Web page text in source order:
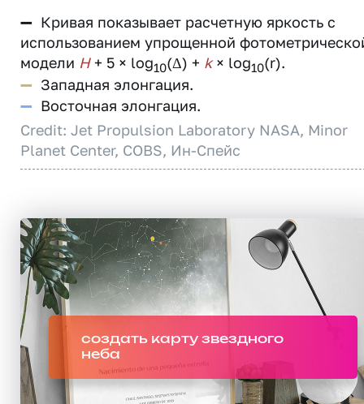
— Кривая показывает расчетную яркость с
использованием упрощенной
модели H+ 5 × log10(Δ) + k× log10(r).
— Западная элонгация.
— Восточная элонгация.
Credit: Jet Propulsion Laboratory NASA, Minor
Planet Center, COBS, Ин-Спейс
создать карту звездного
неба